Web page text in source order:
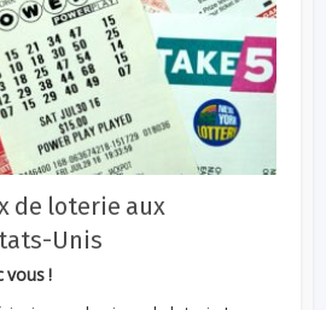
de loterie aux
Unis
vous !